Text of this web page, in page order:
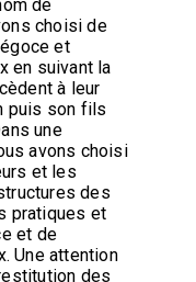
de
choisi de
et
en suivant la
à leur
puis son fils
une
avons choisi
et les
des
pratiques et
et de
Une attention
des